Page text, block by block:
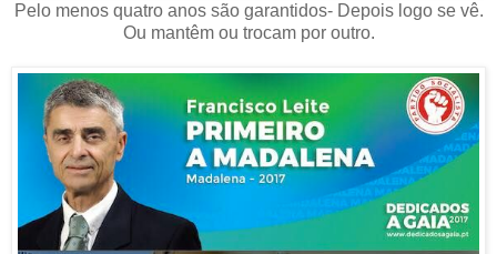
Pelo menos quatro anos são garantidos- Depois logo se vê.
Ou mantêm ou trocam por outro.